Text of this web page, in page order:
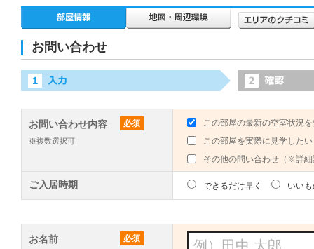
お問い合わせ
お問い合わせ内容 必須
※複数選択可
この部屋の最新の空室状況
この部屋を実際に見学したい
その他の問い合わせ（※詳
ご入居時期 できるだけ早く いい
お名前 必須